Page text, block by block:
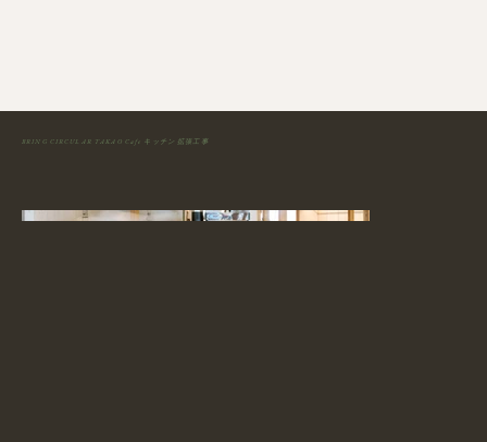
BRING CIRCULAR TAKAO Cafe キッチン 拡張工事